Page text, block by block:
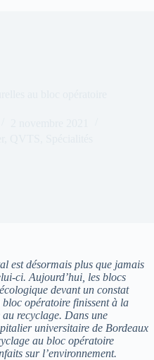
est désormais plus que jamais
ci. Aujourd’hui, les blocs
devant un constat
opératoire finissent à la
recyclage. Dans une
universitaire de Bordeaux
au bloc opératoire
sur l’environnement.